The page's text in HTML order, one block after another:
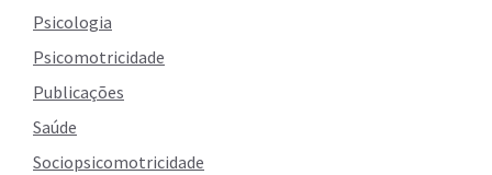
Psicologia
Psicomotricidade
Publicações
Saúde
Sociopsicomotricidade